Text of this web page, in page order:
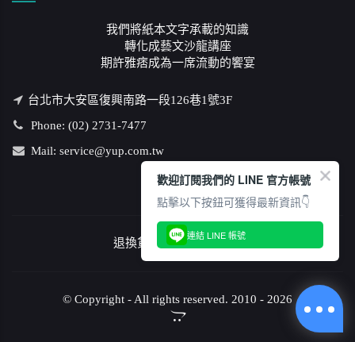
我們將紙本文字承載的知識
轉化成藝文沙龍講座
期許雅痞成為一席流動的饗宴
台北市大安區復興南路一段126巷1號3F
Phone: (02) 2731-7477
Mail: service@yup.com.tw
退換貨說明/隱私權政策
© Copyright - All rights reserved. 2010 - 2026
歡迎訂閱我們的 LINE 官方帳號
點擊以下按鈕可獲得最新資訊👇
連結 LINE 帳號